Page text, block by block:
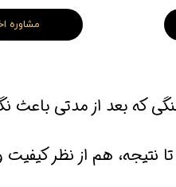
مشاوره
که بعد از مدتی باعث
هم از نظر کیفیت